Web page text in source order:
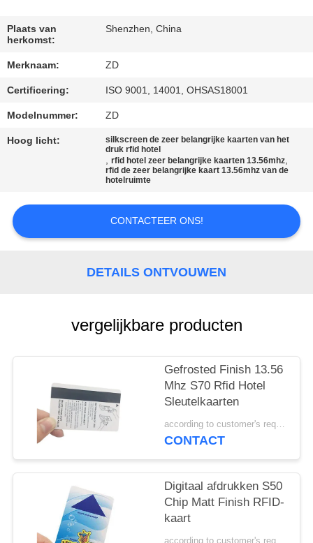
GEVALLEN
SITEMAP
POLICY
Plaats van
herkomst:
Shenzhen, China
Merknaam: ZD
Certificering: ISO 9001, 14001, OHSAS18001
Modelnummer: ZD
Hoog licht:
silkscreen de zeer belangrijke kaarten van het
druk rfid hotel
,rfid hotel zeer belangrijke kaarten 13.56mhz,
rfid de zeer belangrijke kaart 13.56mhz van de
hotelruimte
CONTACTEER ONS!
DETAILS ONTVOUWEN
vergelijkbare producten
Gefrosted Finish 13.56
Mhz S70 Rfid Hotel
Sleutelkaarten
according to customer's requirements MOQ:500pcs
CONTACT
Digitaal afdrukken S50
Chip Matt Finish RFID-
kaart
according to customer's requirements MOQ:500PCS